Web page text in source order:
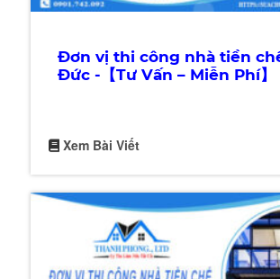
Đơn vị thi công nhà tiền
Đức -【Tư Vấn – Miễn Phí】
Xem Bài Viết